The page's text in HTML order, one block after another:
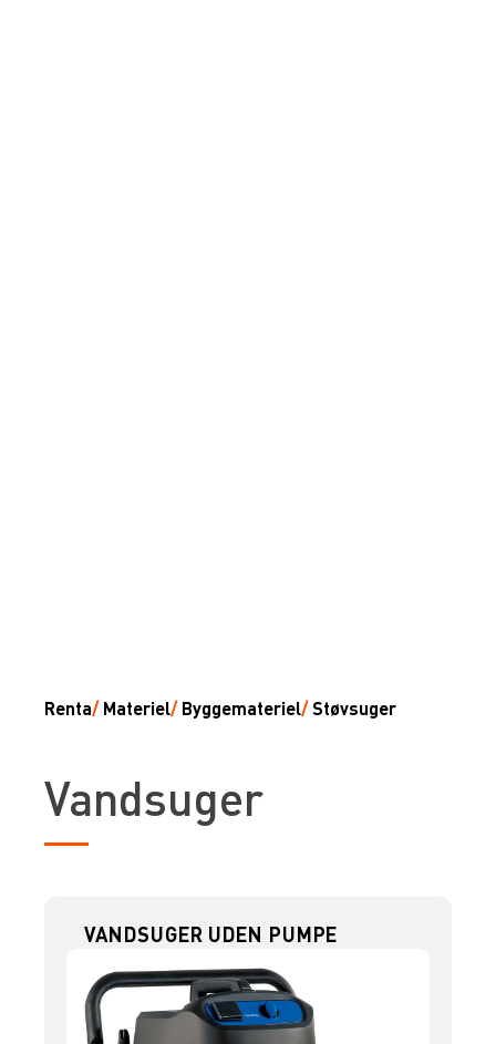
Renta/ Materiel/ Byggemateriel/Støvsuger
Vandsuger
VANDSUGER UDEN PUMPE